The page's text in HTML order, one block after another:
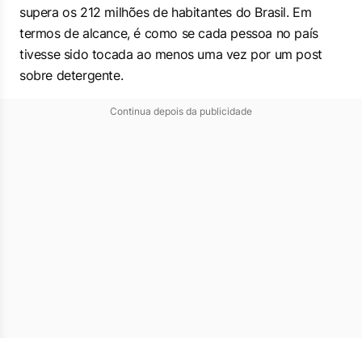
supera os 212 milhões de habitantes do Brasil. Em
termos de alcance, é como se cada pessoa no país
tivesse sido tocada ao menos uma vez por um post
sobre detergente.
Continua depois da publicidade